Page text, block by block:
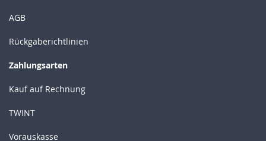
AGB
Rückgaberichtlinien
Zahlungsarten
Kauf auf Rechnung
TWINT
Vorauskasse